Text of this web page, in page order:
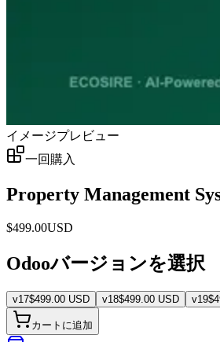
イメージプレビュー
一回購入
Property Management
$499.00USD
Odooバージョンを選択
v17$499.00 USD v18$499.00 USD v19$
カートに追加